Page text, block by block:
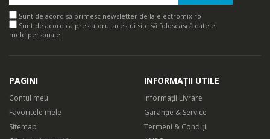
Sunt de acord să primesc newsletter de la electromix.ro
Sunt de acord ca prestatorul acestui site să folosească datele
mele personale.
PAGINI
Contul meu
Favoritele mele
Sitemap
INFORMAȚII UTILE
Informații Livrare
Garanție & Service
Termeni & Condiții